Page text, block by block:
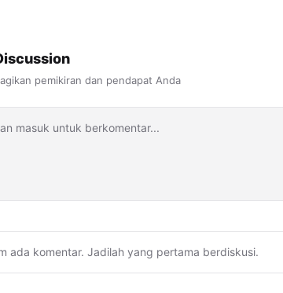
pemikiran dan pendapat Anda
ada komentar. Jadilah yang pertama berdiskusi.